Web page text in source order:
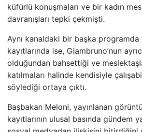
küfürlü konuşmaları ve bir kadın
davranışları tepki çekmişti.
Aynı kanaldaki bir başka programda
kayıtlarında ise, Giambruno’nun
olduğundan bahsettiği ve
katılmaları halinde kendisiyle
söylediği ortaya çıktı.
Başbakan Meloni, yayınlanan
kayıtlarının ulusal basında gündem